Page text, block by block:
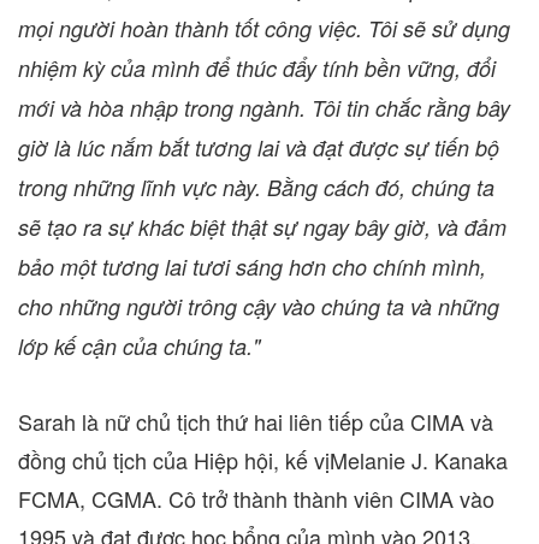
mọi người hoàn thành tốt công việc. Tôi sẽ sử dụng
nhiệm kỳ của mình để thúc đẩy tính bền vững, đổi
mới và hòa nhập trong ngành. Tôi tin chắc rằng bây
giờ là lúc nắm bắt tương lai và đạt được sự tiến bộ
trong những lĩnh vực này. Bằng cách đó, chúng ta
sẽ tạo ra sự khác biệt thật sự ngay bây giờ, và đảm
bảo một tương lai tươi sáng hơn cho chính mình,
cho những người trông cậy vào chúng ta và những
lớp kế cận của chúng ta."
Sarah là nữ chủ tịch thứ hai liên tiếp của CIMA và
đồng chủ tịch của Hiệp hội, kế vịMelanie J. Kanaka
FCMA, CGMA. Cô trở thành thành viên CIMA vào
1995 và đạt được học bổng của mình vào 2013.